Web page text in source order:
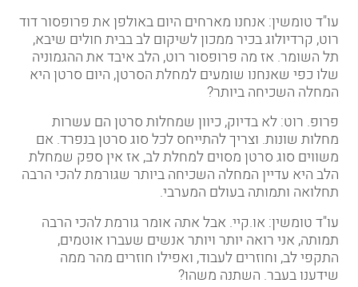
עו"ד טומשין: אנחנו מארחים היום באולפן את פרופסור דוד
רוט, קרדיולוג בכיר ממכון לשיקום לב בבית חולים שיבא,
תל השומר. אז מה פרופסור רוט, הלב איבד את ההגמוניה
שלו כפי שאנחנו שומעים למחלת הסרטן, היום סרטן היא
המחלה השכיחה ביותר?
פרופ. רוט: לא בדיוק, כיוון שמחלות סרטן הם עשרות
מחלות שונות. וצריך להתייחס לכל סוג סרטן בנפרד. אם
משווים סוג סרטן מסוים למחלת לב, אז אין ספק שמחלת
הלב היא עדיין המחלה השכיחה ביותר שגורמת להכי הרבה
תחלואה ותמותה בעולם המערבי.
עו"ד טומשין: או.קיי. אבל אתה אומר גורמת להכי הרבה
תמותה, אני רואה יותר ויותר אנשים שעברו אוטמים,
התקפי לב, וחוזרים לעבוד, ואפילו חוזרים מהר ממה
שידענו בעבר. השתנה משהו?